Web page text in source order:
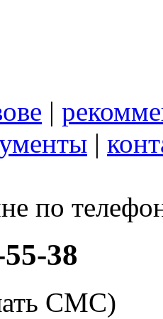
|
|
по
38
СМС)